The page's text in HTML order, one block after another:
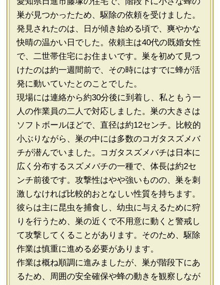
巣が見つかったため、駆除の依頼を受けました。
発見されたのは、日が傾き始める頃で、爽やかな
快晴の温かい日でした。依頼主は40代の既婚女性
で、二世帯住宅にお住まいです。巣を初めて見つ
けたのは約一週間前で、その時にはすでに蜂が活
発に動いていたとのことでした。
現場には連絡から約30分後に到着し、私ともう一
人の作業員の二人で対応しました。巣の大きさは
ソフトボールほどで、直径は約12センチ。比較的
小ぶりながら、巣の中には多数のコガタスズメバ
チが潜んでいました。コガタスズメバチは日本に
広く分布するスズメバチの一種で、体長は約2セ
ンチ前後です。攻撃性はやや強いものの、巣を刺
激しなければ比較的おとなしい性質を持ちます。
彼らは主に昆虫を捕食し、幼虫に与えるために狩
りを行うため、巣の近くで不用意に動くと警戒し
て攻撃してくることがあります。そのため、駆除
作業は慎重に進める必要があります。
作業は概ね順調に進みましたが、巣が階段下にあ
るため、周囲の安全確保や蜂の動きを観察しなが